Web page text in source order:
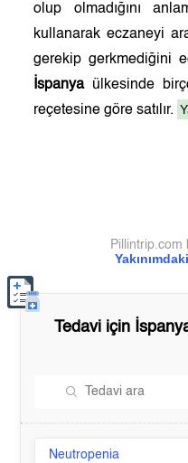
olup olmadığını
kullanarak eczaneyi
gerekip gerkmediğini
İspanyaülkesinde
reçetesine göre satılır.
Pillintrip.com
Tedavi için
Neutropenia